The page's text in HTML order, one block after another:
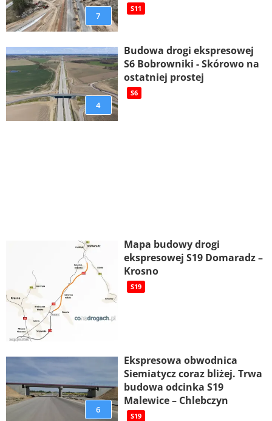
7
S11
4
Budowa drogi ekspresowej
S6 Bobrowniki - Skórowo na
ostatniej prostej
S6
Mapa budowy drogi
ekspresowej S19 Domaradz –
Krosno
S19
6
Ekspresowa obwodnica
Siemiatycz coraz bliżej. Trwa
budowa odcinka S19
Malewice – Chlebczyn
S19